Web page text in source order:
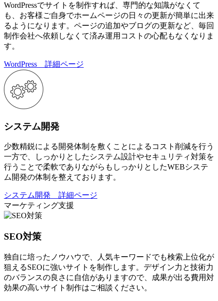
WordPressでサイトを制作すれば、専門的な知識がなくて
も、お客様ご自身でホームページの日々の更新が簡単に出来
るようになります。ページの追加やブログの更新など、毎回
制作会社へ依頼しなくて済み運用コストの心配もなくなりま
す。
WordPress 詳細ページ
システム開発
少数精鋭による開発体制を敷くことによるコスト削減を行う
一方で、しっかりとしたシステム設計やセキュリティ対策を
行うことで柔軟でありながらもしっかりとしたWEBシステ
ム開発の体制を整えております。
システム開発 詳細ページ
マーケティング支援
SEO対策
独自に培ったノウハウで、人気キーワードでも検索上位化が
狙えるSEOに強いサイトを制作します。デザイン力と技術力
のバランスの良さに自信がありますので、成果が出る費用対
効果の高いサイト制作はご相談ください。